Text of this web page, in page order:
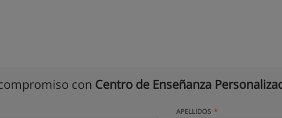
con Centro de Enseñanza
APELLIDOS